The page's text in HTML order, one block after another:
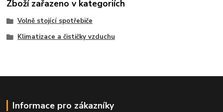
Zboží zařazeno v kategoriích
Volně stojící spotřebiče
Klimatizace a čističky vzduchu
Informace pro zákazníky